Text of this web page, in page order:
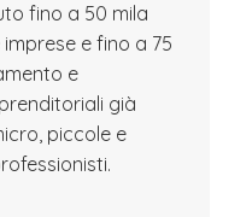
fino a 50 mila
e fino a 75
e
già
piccole e